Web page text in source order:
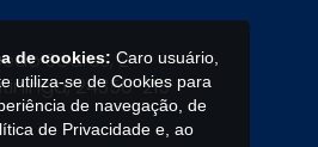
de cookies: Caro usuário,
utiliza-se de Cookies para
de navegação, de
de Privacidade e, ao
Soares, 2 -
24350-215